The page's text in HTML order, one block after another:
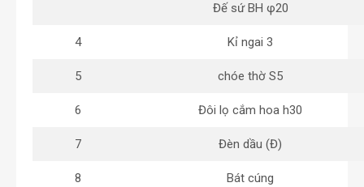
Đế sứ BH φ20
4 Kỉ ngai 3
5 chóe thờ S5
6 Đôi lọ cắm hoa h30
7 Đèn dầu (Đ)
8 Bát cúng